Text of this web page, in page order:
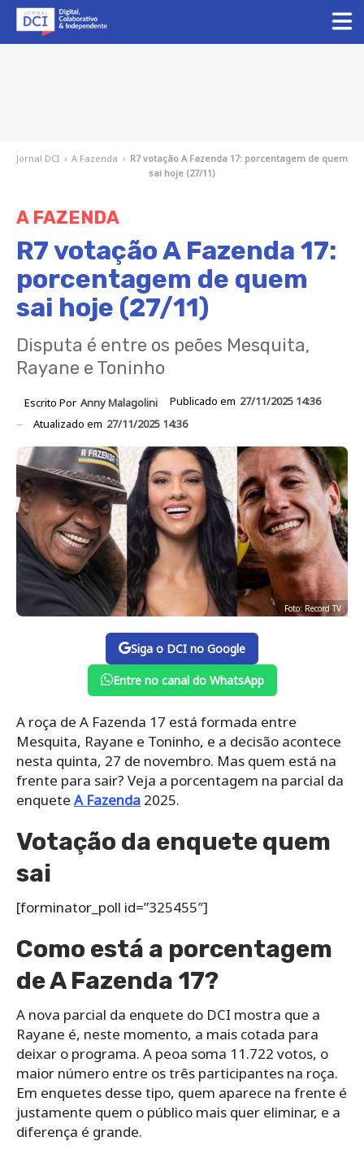
Jornal DCI › A Fazenda › R7 votação A Fazenda 17: porcentagem de quem
sai hoje (27/11)
A FAZENDA
R7 votação A Fazenda 17:
porcentagem de quem
sai hoje (27/11)
Disputa é entre os peões Mesquita,
Rayane e Toninho
Escrito Por Anny Malagolini Publicado em 27/11/2025 14:36
Atualizado em 27/11/2025 14:36
Foto: Record TV
Siga o DCI no Google
Entre no canal do WhatsApp
A roça de A Fazenda 17 está formada entre
Mesquita, Rayane e Toninho, e a decisão acontece
nesta quinta, 27 de novembro. Mas quem está na
frente para sair? Veja a porcentagem na parcial da
enquete A Fazenda 2025.
Votação da enquete quem
sai
[forminator_poll id=”325455″]
Como está a porcentagem
de A Fazenda 17?
A nova parcial da enquete do DCI mostra que a
Rayane é, neste momento, a mais cotada para
deixar o programa. A peoa soma 11.722 votos, o
maior número entre os três participantes na roça.
Em enquetes desse tipo, quem aparece na frente é
justamente quem o público mais quer eliminar, e a
diferença é grande.